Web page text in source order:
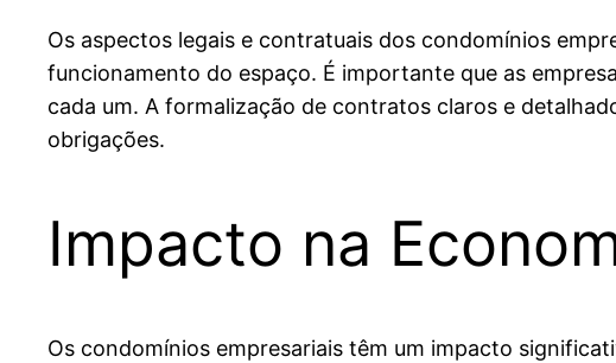
Os aspectos legais e contratuais dos condomínios
funcionamento do espaço. É importante que as
cada um. A formalização de contratos claros e
obrigações.
Impacto na
Os condomínios empresariais têm um impacto